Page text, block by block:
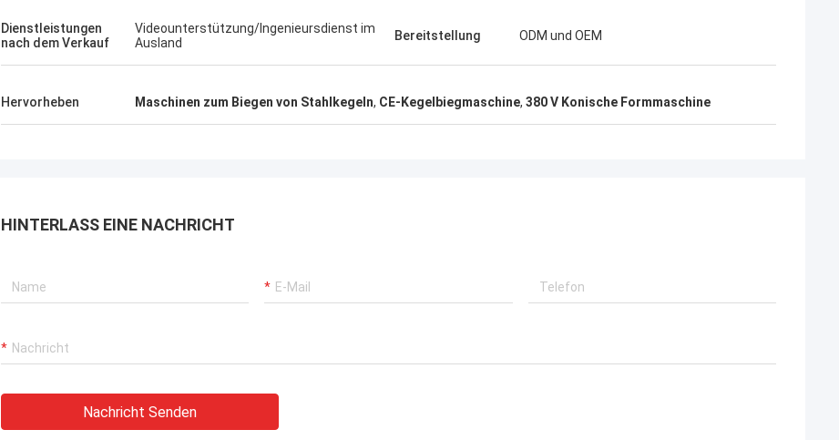
Dienstleistungen
nach dem Verkauf
Videounterstützung/Ingenieursdienst im
Ausland
Bereitstellung ODM und OEM
Hervorheben Maschinen zum Biegen von Stahlkegeln, CE-Kegelbiegmaschine, 380 V Konische Formmaschine
HINTERLASS EINE NACHRICHT
Nachricht Senden